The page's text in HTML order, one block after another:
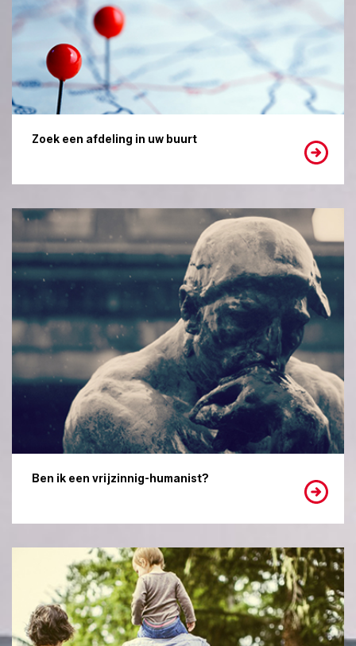
Zoek een afdeling in uw buurt
Ben ik een vrijzinnig-humanist?